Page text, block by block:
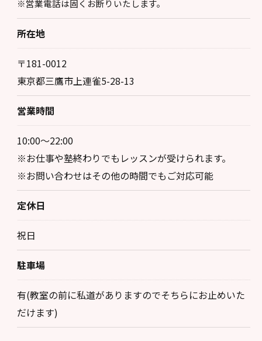
※営業電話は固くお断りいたします。
所在地
〒181-0012
東京都三鷹市上連雀5-28-13
営業時間
10:00～22:00
※お仕事や塾終わりでもレッスンが受けられます。
※お問い合わせはその他の時間でもご対応可能
定休日
祝日
駐車場
有(教室の前に私道がありますのでそちらにお止めいた
だけます)